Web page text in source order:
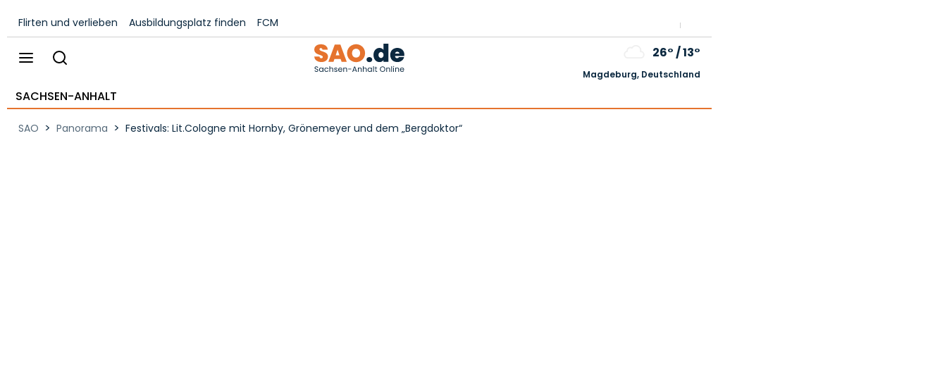
Flirten und verlieben Ausbildungsplatz finden FCM
26°/13°
Magdeburg, Deutschland
SACHSEN-ANHALT
SAO > Panorama > Festivals: Lit.Cologne mit Hornby, Grönemeyer und dem „Bergdoktor“